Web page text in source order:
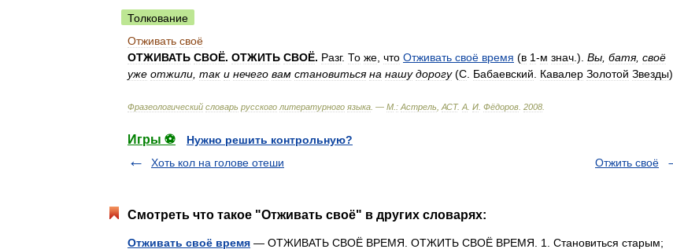
Толкование
Отживать своё
ОТЖИВАТЬ СВОЁ. ОТЖИТЬ СВОЁ. Разг. То же что Отживать своё время (в 1-м знач .). Вы батя, своё
уже отжили так и нечего вам становиться на нашу дорогу(С Бабаевский Кавалер Золотой Звезды).
Фразеологический словарь русского литературного языка . — М : Астрель АСТ. А И Фёдоров 2008
Игры ⚽
Нужно решить контрольную?
Хоть кол на голове отеши
Отжить своё
Смотреть что такое "Отживать своё" в других словарях:
Отживать своё время — ОТЖИВАТЬ СВОЁ ВРЕМЯ. ОТЖИТЬ СВОЁ ВРЕМЯ. 1. Становиться старым;